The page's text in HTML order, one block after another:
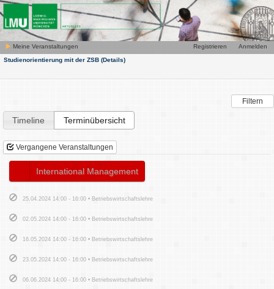
Meine Veranstaltungen Anmelden
Registrieren
Studienorientierung mit der ZSB (Details)
Filtern
Timeline Terminübersicht
Vergangene Veranstaltungen
International Management
25.04.2024 14:00 - 16:00 • Betriebswirtschaftslehre
02.05.2024 14:00 - 16:00 • Betriebswirtschaftslehre
16.05.2024 14:00 - 16:00 • Betriebswirtschaftslehre
23.05.2024 14:00 - 16:00 • Betriebswirtschaftslehre
06.06.2024 14:00 - 16:00 • Betriebswirtschaftslehre